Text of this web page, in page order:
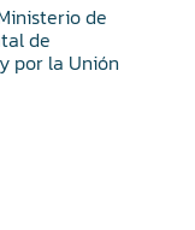
de
de
por la Unión